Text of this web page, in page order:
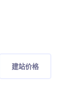
建站价格